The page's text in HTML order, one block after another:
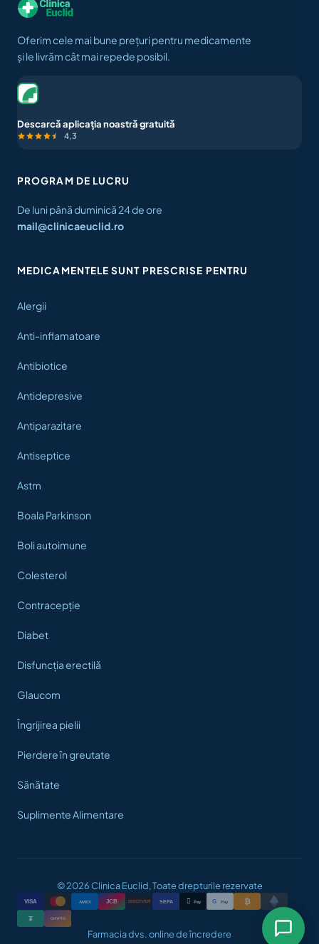
Oferim cele mai bune prețuri pentru medicamente
și le livrăm cât mai repede posibil.
Descarcă aplicația noastră gratuită
4,3
PROGRAM DE LUCRU
De luni până duminică 24 de ore
mail@clinicaeuclid.ro
MEDICAMENTELE SUNT PRESCRISE PENTRU
Alergii
Anti-inflamatoare
Antibiotice
Antidepresive
Antiparazitare
Antiseptice
Astm
Boala Parkinson
Boli autoimune
Colesterol
Contracepție
Diabet
Disfuncția erectilă
Glaucom
Îngrijirea pielii
Pierdere în greutate
Sănătate
Suplimente Alimentare
© 2026 Clinica Euclid, Toate drepturile rezervate
VISA AMEX JCB DISCOVER SEPA  Pay G Pay ₿
₮ CRYPTO
Farmacia dvs. online de încredere